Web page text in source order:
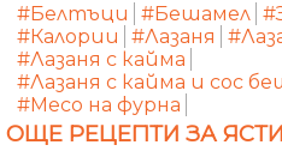
#Белтъци #Бешамел
#Калории
#Лазаня
#Лазаня с кайма
#Лазаня с кайма и сос
#Месо на фурна
ОЩЕ РЕЦЕПТИ ЗА